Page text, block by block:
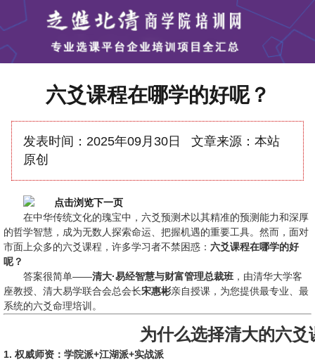
六爻课程在哪学的好呢？
发表时间： 2025年09月30日 文章来源：本站
原创
在中华传统文化的瑰宝中，六爻预测术以其精准的预测能力和深厚
的哲学智慧，成为无数人探索命运、把握机遇的重要工具。然而，面对
市面上众多的六爻课程，许多学习者不禁困惑： 六爻课程在哪学的好
呢？
答案很简单——清大·易经智慧与财富管理总裁班 ，由清华大学客
座教授、清大易学联合会总会长宋惠彬亲自授课，为您提供最专业、最
系统的六爻命理培训。
为什么选择清大的六爻
1. 权威师资：学院派+江湖派+实战派